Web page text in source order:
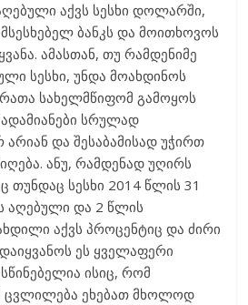
აქვს სესხი დოლარში,
ბანკს და მოითხოვოს
ამასთან, თუ რამდენიმე
სესხი, უნდა მოახდინოს
სახელმწიფომ გამოყოს
ადამიანები სრულად
და შესაბამისად უჭირთ
ანუ, რამდენად უღირს
თუნდაც სესხი 2014 წლის 31
აღებული და 2 წლის
აქვს პროცენტიც და ძირი
ეს ყველაფერი
ისიც, რომ
ცვლილება ეხებათ მხოლოდ